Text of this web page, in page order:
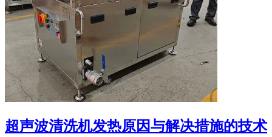
超声波清洗机发热原因与解决措施的技术